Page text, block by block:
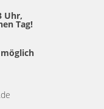
Uhr,
Tag!